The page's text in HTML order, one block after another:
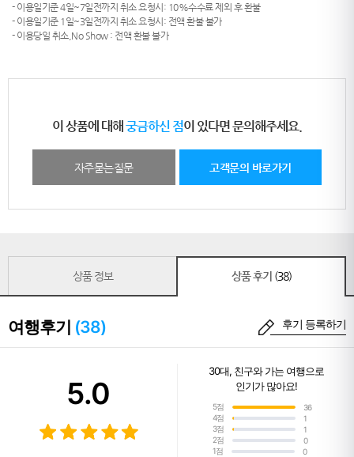
- 이용일기준 4일~7일전까지 취소 요청시: 10%수수료 제외 후 환불
- 이용일기준 1일~3일전까지 취소 요청시: 전액 환불 불가
- 이용당일 취소,No Show : 전액 환불 불가
이 상품에 대해 궁금하신 점이 있다면 문의해주세요.
자주묻는질문 고객문의 바로가기
상품 정보 상품 후기 (38)
여행후기 (38) 후기 등록하기
5.0
30대, 친구와 가는 여행으로
인기가 많아요!
5점
36
4점
1
3점
1
2점
0
1점
0